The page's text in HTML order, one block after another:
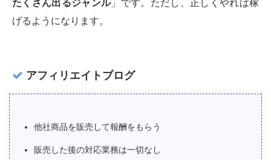
たくさん出るジャンル」です。ただし、正しくやれば稼
げるようになります。
アフィリエイトブログ
他社商品を販売して報酬をもらう
販売した後の対応業務は一切なし